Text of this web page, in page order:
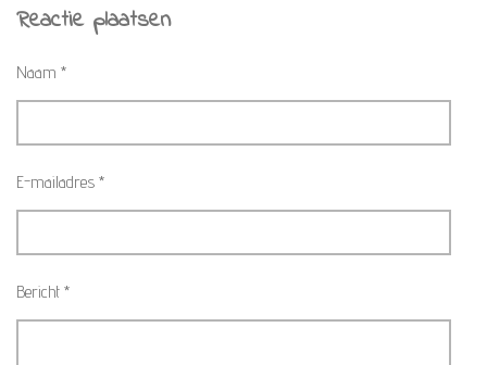
l
e
e
l
a
r
l
e
Reactie plaatsen
Naam *
E-mailadres *
Bericht *